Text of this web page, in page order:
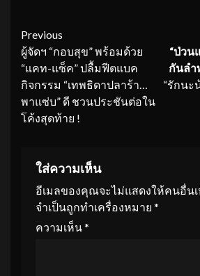
Continue
Reading
Previous
ผู้จัดฯ “กอบสุข” พร้อมด้วย
“แคท-แซ็ค” ปลื้มฟีตแบค
กิจกรรม “เทพธิดาปลาร้า…
พาแซ่บ” ดี ชวนประชันต่อใน
โค้งสุดท้าย !
“ป่วน
กันลำ
“รักนะ
ใส่ความเห็น
อีเมลของคุณจะไม่แสดงให้คนอื่น
จำเป็นถูกทำเครื่องหมาย *
ความเห็น*